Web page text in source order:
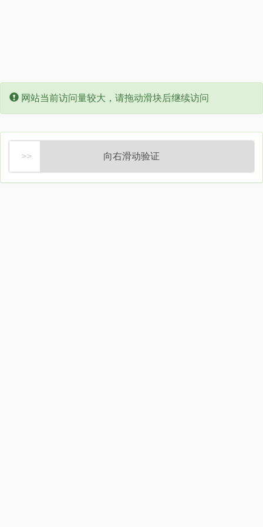
Error:
网站当前访问量较大，请拖动滑块后继续访问
向右滑动验证